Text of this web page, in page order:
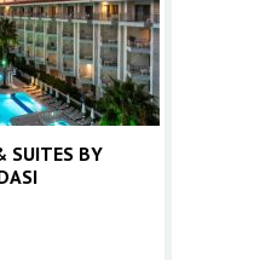
SUITES BY